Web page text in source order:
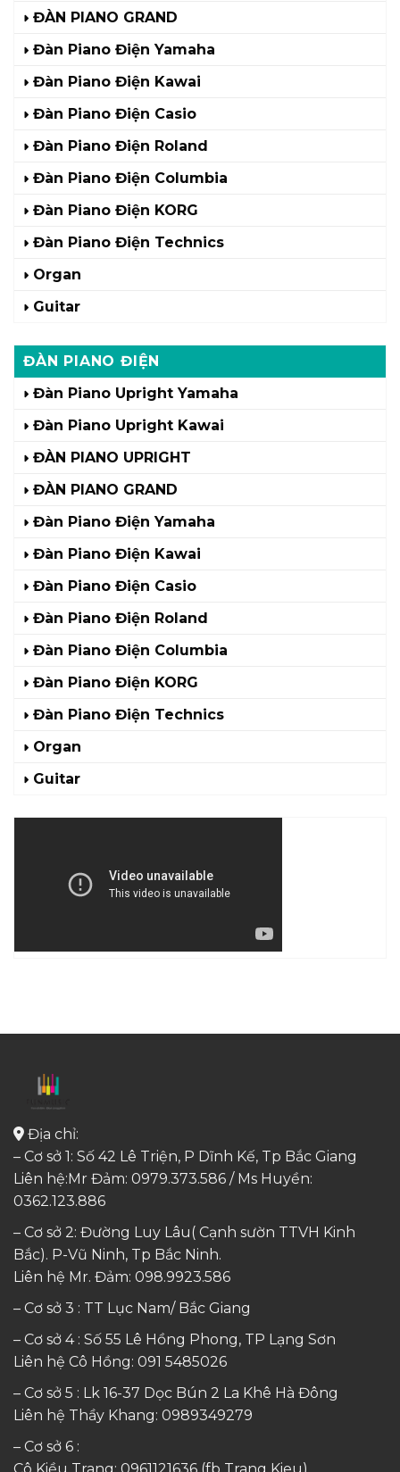
ĐÀN PIANO GRAND
Đàn Piano Điện Yamaha
Đàn Piano Điện Kawai
Đàn Piano Điện Casio
Đàn Piano Điện Roland
Đàn Piano Điện Columbia
Đàn Piano Điện KORG
Đàn Piano Điện Technics
Organ
Guitar
ĐÀN PIANO ĐIỆN
Đàn Piano Upright Yamaha
Đàn Piano Upright Kawai
ĐÀN PIANO UPRIGHT
ĐÀN PIANO GRAND
Đàn Piano Điện Yamaha
Đàn Piano Điện Kawai
Đàn Piano Điện Casio
Đàn Piano Điện Roland
Đàn Piano Điện Columbia
Đàn Piano Điện KORG
Đàn Piano Điện Technics
Organ
Guitar
Địa chỉ:
– Cơ sở 1: Số 42 Lê Triện, P Dĩnh Kế, Tp Bắc Giang
Liên hệ:Mr Đảm: 0979.373.586 / Ms Huyền:
0362.123.886
– Cơ sở 2: Đường Luy Lâu( Cạnh sườn TTVH Kinh
Bắc). P-Vũ Ninh, Tp Bắc Ninh.
Liên hệ Mr. Đảm: 098.9923.586
– Cơ sở 3 : TT Lục Nam/ Bắc Giang
– Cơ sở 4 : Số 55 Lê Hồng Phong, TP Lạng Sơn
Liên hệ Cô Hồng: 091 5485026
– Cơ sở 5 : Lk 16-37 Dọc Bún 2 La Khê Hà Đông
Liên hệ Thầy Khang: 0989349279
– Cơ sở 6 :